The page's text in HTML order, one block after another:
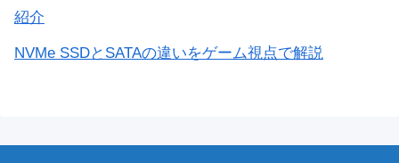
紹介
NVMe SSDとSATAの違いをゲーム視点で解説